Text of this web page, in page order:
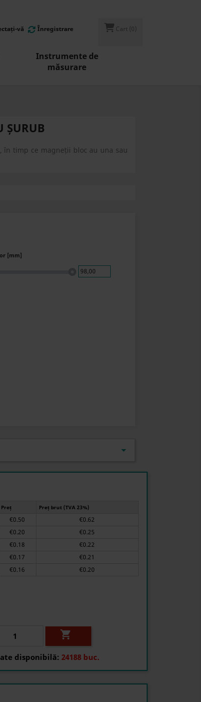
vă Înregistrare Cart (0)
Instrumente de
măsurare
ȘURUB
timp ce magneții bloc au una sau
[mm]
98,00

Preț Preț brut (TVA 23%)
€0.50
€0.62
€0.20
€0.25
€0.18
€0.22
€0.17
€0.21
€0.16 €0.20

disponibilă: 24188 buc.